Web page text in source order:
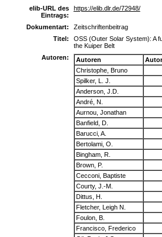
elib-URL des
Eintrags:
https://elib.dlr.de/72948/
Dokumentart:
Zeitschriftenbeitrag
Titel:
OSS (Outer Solar System): A
the Kuiper Belt
Autoren:
Autoren
Christophe, Bruno
Spilker, L. J.
Anderson, J.D.
André, N.
Aurnou, Jonathan
Banfield, D.
Barucci, A.
Bertolami, O.
Bingham, R.
Brown, P.
Cecconi, Baptiste
Courty, J.-M.
Dittus, H.
Fletcher, Leigh N.
Foulon, B.
Francisco, Frederico